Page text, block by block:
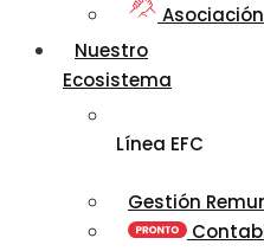
Nuestro
Ecosistema
Línea EFC
Gestión